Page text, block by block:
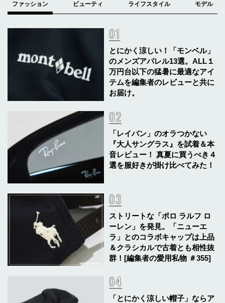
とにかく涼しい！「モンベル」
のメンズアパレル13選。ALL１
万円台以下の猛暑に最適なアイ
テムを編集者のレビューと共に
お届け。
「レイバン」のオラつかない
『大人サングラス』を試着＆本
音レビュー！ 真夏に買うべき４
選を服好きが掛け比べてみた！
ストリートな「ポロ ラルフ ロ
ーレン」を発見。「ニューエ
ラ」とのコラボキャップは上品
＆クラシカルで古着とも相性抜
群！[編集者の愛用私物 ＃355]
「とにかく涼しい帽子」ならア